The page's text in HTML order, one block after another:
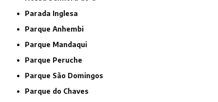
Parada Inglesa
Parque Anhembi
Parque Mandaqui
Parque Peruche
Parque São Domingos
Parque do Chaves